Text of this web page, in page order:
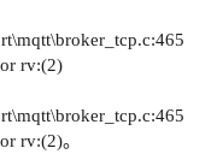
rv:(2)
rv:(2)。